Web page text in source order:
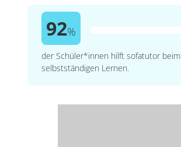
92%
der Schüler*innen hilft sofatutor beim
selbstständigen Lernen.